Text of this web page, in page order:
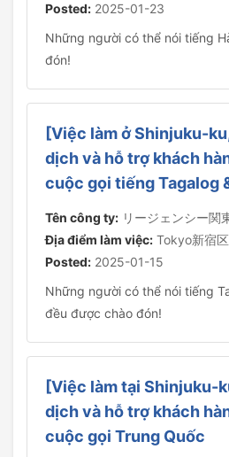
Posted: 2025-01-23
Những người có thể nói tiếng
đón!
[Việc làm ở Shinjuku-
dịch và hỗ trợ khách
cuộc gọi tiếng Tagalog
Tên công ty: リージェンシー関
Địa điểm làm việc: Tokyo新宿区
Posted: 2025-01-15
Những người có thể nói tiếng
đều được chào đón!
[Việc làm tại Shinjuku-
dịch và hỗ trợ khách
cuộc gọi Trung Quốc